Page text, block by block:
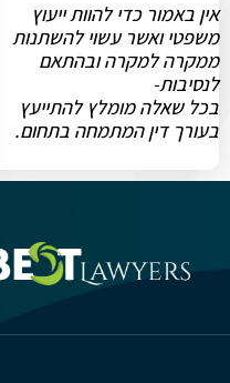
אין באמור כדי להוות ייעוץ
משפטי ואשר עשוי להשתנות
ממקרה למקרה ובהתאם
לנסיבות-
בכל שאלה מומלץ להתייעץ
בעורך דין המתמחה בתחום.